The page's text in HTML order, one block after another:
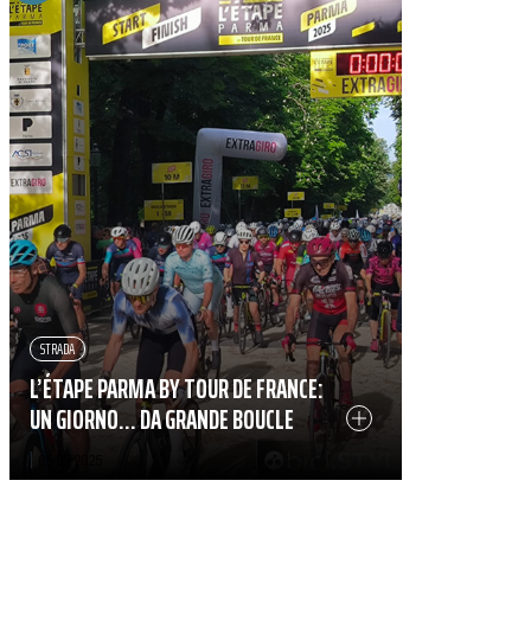
L’ÉTAPE PARMA BY TOUR DE FRANCE:
UN GIORNO… DA GRANDE BOUCLE
STRADA